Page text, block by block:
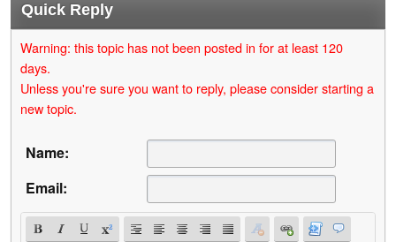
Quick Reply
Warning: this topic has not been posted in for at least 120
days.
Unless you're sure you want to reply, please consider starting a
new topic.
Name:
Email: